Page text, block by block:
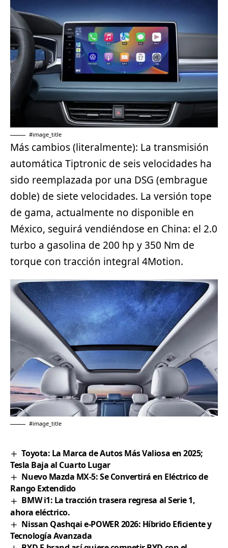
#image_title
Más cambios (literalmente): La transmisión
automática Tiptronic de seis velocidades ha
sido reemplazada por una DSG (embrague
doble) de siete velocidades. La versión tope
de gama, actualmente no disponible en
México, seguirá vendiéndose en China: el 2.0
turbo a gasolina de 200 hp y 350 Nm de
torque con tracción integral 4Motion.
#image_title
Toyota: La Marca de Autos Más Valiosa en 2025;
Tesla Baja al Cuarto Lugar
Nuevo Mazda MX-5: Se Convertirá en Eléctrico de
Rango Extendido
BMW i1: La tracción trasera regresa al Serie 1,
ahora eléctrico.
Nissan Qashqai e-POWER 2026: Híbrido Eficiente y
Tecnología Avanzada